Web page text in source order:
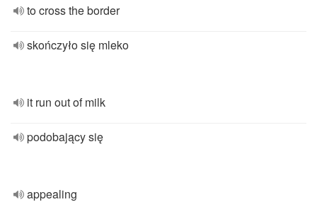
to cross the border
skończyło się mleko
it run out of milk
podobający się
appealing